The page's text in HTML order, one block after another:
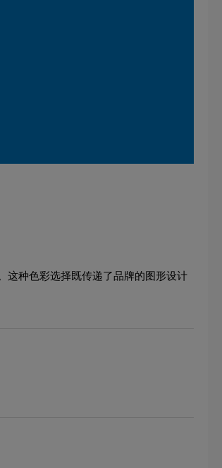
这种色彩选择既传递了品牌的图形设计